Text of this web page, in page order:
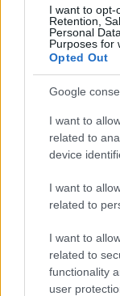
I want to opt-
Retention,
Personal
Purposes for
Opted Out
Google
I want to
related to
device
I want to
related to
I want to
related to
functionality
user
— Tajemnicza
bździna—
Mogą Cię